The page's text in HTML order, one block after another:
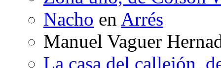
Nacho en Arrés
Manuel Vaguer
La casa del callejón,